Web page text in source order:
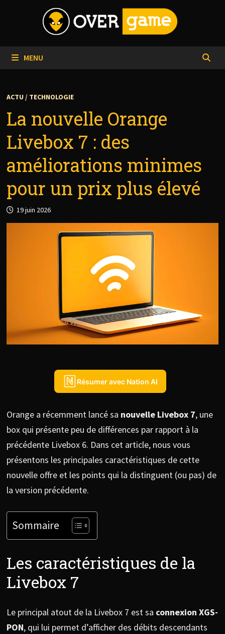
MENU
ACTU / TECHNOLOGIE
La nouvelle Orange
Livebox 7 : des
améliorations minimes
pour un prix plus élevé
19 juin 2026
Résumer avec Nation AI
Orange a récemment lancé sa nouvelle Livebox 7, une
box qui présente peu de différences par rapport à la
précédente Livebox 6. Dans cet article, nous vous
présentons les principales caractéristiques de cette
nouvelle offre et les points qui la distinguent (ou pas) de
la version précédente.
Sommaire
Les caractéristiques de la
Livebox 7
Le principal atout de la Livebox 7 est sa connexion XGS-
PON, qui lui permet d’afficher des débits descendants